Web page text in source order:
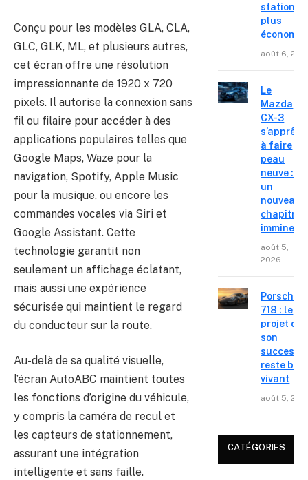
Conçu pour les modèles GLA, CLA,
GLC, GLK, ML, et plusieurs autres,
cet écran offre une résolution
impressionnante de 1920 x 720
pixels. Il autorise la connexion sans
fil ou filaire pour accéder à des
applications populaires telles que
Google Maps, Waze pour la
navigation, Spotify, Apple Music
pour la musique, ou encore les
commandes vocales via Siri et
Google Assistant. Cette
technologie garantit non
seulement un affichage éclatant,
mais aussi une expérience
sécurisée qui maintient le regard
du conducteur sur la route.
Au-delà de sa qualité visuelle,
l’écran AutoABC maintient toutes
les fonctions d’origine du véhicule,
y compris la caméra de recul et
les capteurs de stationnement,
assurant une intégration
intelligente et sans faille.
stations
plus
août 6,
Le
Mazda
CX-3
s’apprête
à faire
peau
neuve :
un
nouveau
chapitre
imminent
août 5,
2026
Porsche
718 : le
projet de
son
reste bien
vivant
août 5,
CATÉGORIES